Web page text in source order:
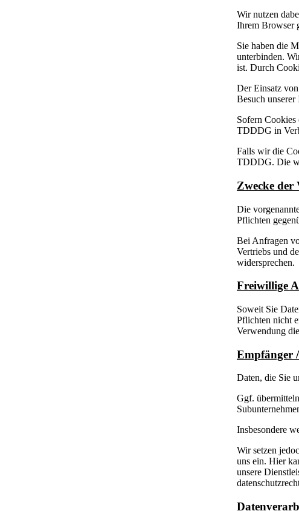
Wir nutzen
Ihrem Browser
Sie haben die
unterbinden.
ist. Durch
Der Einsatz
Besuch unserer
Sofern
TDDDG in
Falls wir die
TDDDG. Die
Zwecke der
Die
Pflichten
Bei Anfragen
Vertriebs und
widersprechen.
Freiwillige
Soweit Sie
Pflichten nicht
Verwendung
Empfänger
Daten, die Sie
Ggf.
Insbesondere
Wir setzen
uns ein. Hier
unsere